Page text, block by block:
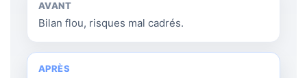
AVANT
Bilan flou, risques mal cadrés.
APRÈS